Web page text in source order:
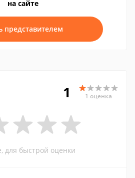
на сайте
представителем
1 1 оценка
для быстрой оценки